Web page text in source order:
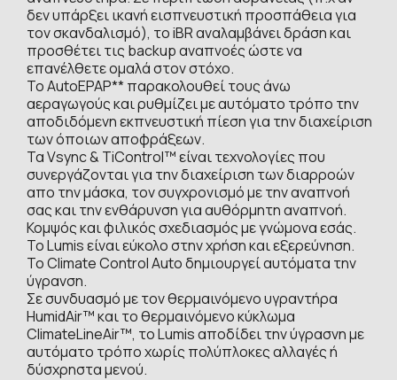
δεν υπάρξει ικανή εισπνευστική προσπάθεια για
τον σκανδαλισμό), το iBR αναλαμβάνει δράση και
προσθέτει τις backup αναπνοές ώστε να
επανέλθετε ομαλά στον στόχο.
Το AutoEPAP** παρακολουθεί τους άνω
αεραγωγούς και ρυθμίζει με αυτόματο τρόπο την
αποδιδόμενη εκπνευστική πίεση για την διαχείριση
των όποιων αποφράξεων.
Τα Vsync & TiControl™ είναι τεχνολογίες που
συνεργάζονται για την διαχείριση των διαρροών
απο την μάσκα, τον συγχρονισμό με την αναπνοή
σας και την ενθάρυνση για αυθόρμητη αναπνοή.
Κομψός και φιλικός σχεδιασμός με γνώμονα εσάς.
Το Lumis είναι εύκολο στην χρήση και εξερεύνηση.
Το Climate Control Auto δημιουργεί αυτόματα την
ύγρανση.
Σε συνδυασμό με τον θερμαινόμενο υγραντήρα
HumidAir™ και το θερμαινόμενο κύκλωμα
ClimateLineAir™, το Lumis αποδίδει την ύγρασνη με
αυτόματο τρόπο χωρίς πολύπλοκες αλλαγές ή
δύσχρηστα μενού.